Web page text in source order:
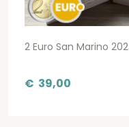
2 Euro San Marino
€ 39,00